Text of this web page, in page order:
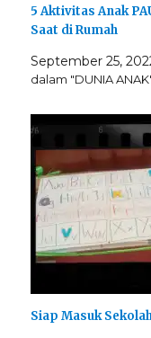
5 Aktivitas Anak
Saat di Rumah
September 25,
dalam "DUNIA
Siap Masuk